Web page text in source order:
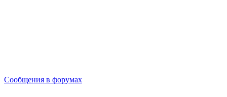
Сообщения в форумах